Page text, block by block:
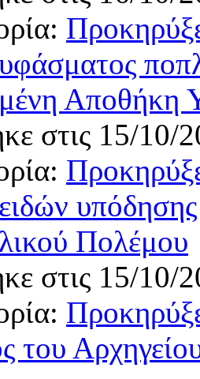
Αποθήκη
στις 15/10/
Πολέμου
στις 15/10/
του